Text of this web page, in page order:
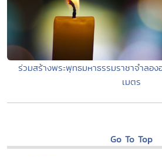
ร่วมสร้างพระพุทธมหาธรรมราชาจำลอ
เมตร
Go To Top